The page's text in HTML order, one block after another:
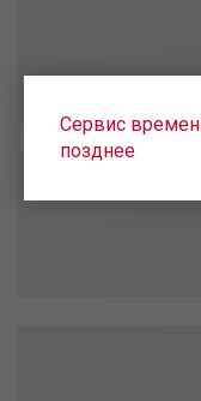
Сервис
позднее